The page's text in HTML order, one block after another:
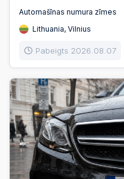
Automašīnas numura zīmes
Lithuania, Vilnius
Pabeigts 2026.08.07